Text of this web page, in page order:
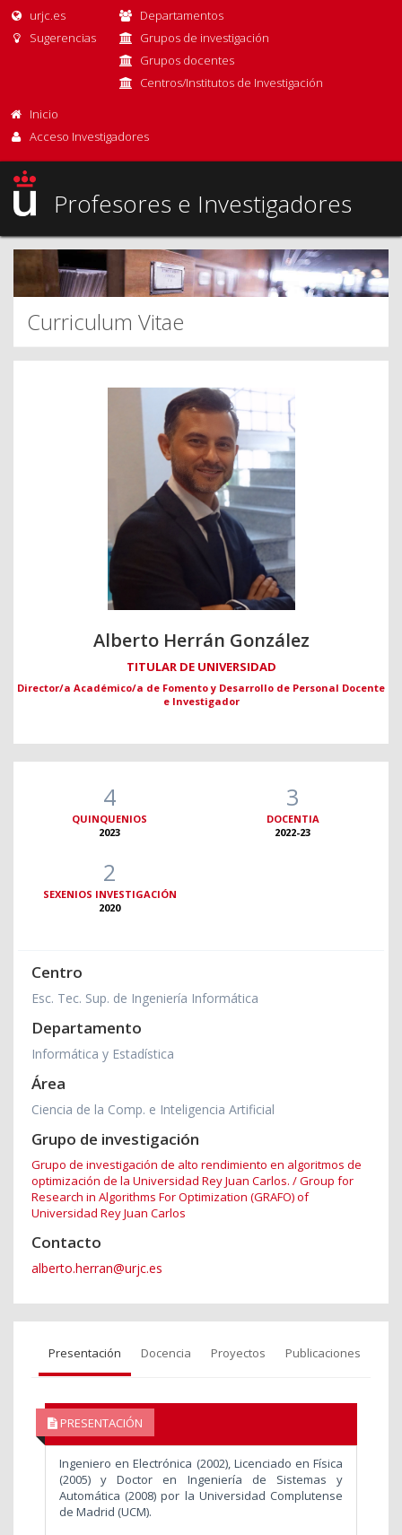
urjc.es
Sugerencias
Departamentos
Grupos de investigación
Grupos docentes
Centros/Institutos de Investigación
Inicio
Acceso Investigadores
Profesores e Investigadores
Curriculum Vitae
Alberto Herrán González
TITULAR DE UNIVERSIDAD
Director/a Académico/a de Fomento y Desarrollo de Personal Docente
e Investigador
4
QUINQUENIOS
2023
3
DOCENTIA
2022-23
2
SEXENIOS INVESTIGACIÓN
2020
Centro
Esc. Tec. Sup. de Ingeniería Informática
Departamento
Informática y Estadística
Área
Ciencia de la Comp. e Inteligencia Artificial
Grupo de investigación
Grupo de investigación de alto rendimiento en algoritmos de
optimización de la Universidad Rey Juan Carlos. / Group for
Research in Algorithms For Optimization (GRAFO) of
Universidad Rey Juan Carlos
Contacto
alberto.herran@urjc.es
Presentación Docencia Proyectos Publicaciones
PRESENTACIÓN
Ingeniero en Electrónica (2002), Licenciado en Física
(2005) y Doctor en Ingeniería de Sistemas y
Automática (2008) por la Universidad Complutense
de Madrid (UCM).